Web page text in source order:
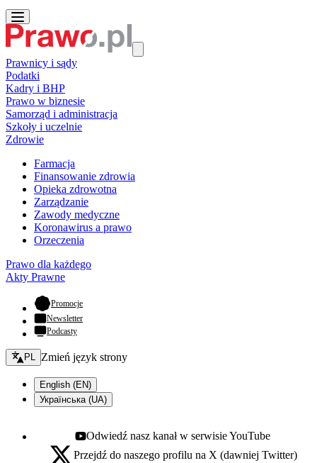
Prawnicy i sądy
Podatki
Kadry i BHP
Prawo w biznesie
Samorząd i administracja
Szkoły i uczelnie
Zdrowie
Farmacja
Finansowanie zdrowia
Opieka zdrowotna
Zarządzanie
Zawody medyczne
Koronawirus a prawo
Orzeczenia
Prawo dla każdego
Akty Prawne
Promocje- otwiera się w nowej karcie
Newsletter
Podcasty
Zmień język - bieżący:
PL Zmień język strony
English (EN)
Українська (UA)
Youtube - otwiera się w nowej karcie
Odwiedź nasz kanał w serwisie YouTube
X - otwiera się w nowej karcie
Przejdź do naszego profilu na X (dawniej Twitter)